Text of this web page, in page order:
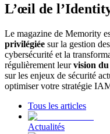
L’œil de
Le magazine de Memority
privilégiée sur la gestion
cybersécurité et la
régulièrement leurvision
sur les enjeux de sécurité
optimiser votre stratégie
Tous les articles
Actualités